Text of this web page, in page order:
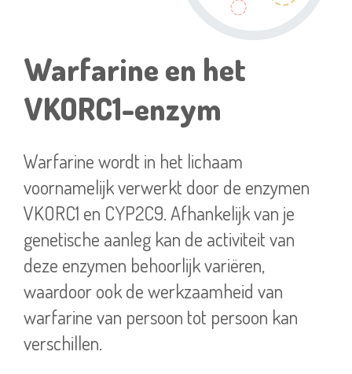
Warfarine en het
VKORC1-enzym
Warfarine wordt in het lichaam
voornamelijk verwerkt door de enzymen
VKORC1 en CYP2C9. Afhankelijk van je
genetische aanleg kan de activiteit van
deze enzymen behoorlijk variëren,
waardoor ook de werkzaamheid van
warfarine van persoon tot persoon kan
verschillen.